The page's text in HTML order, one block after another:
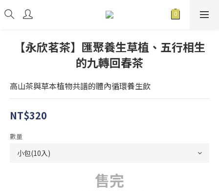
【永欣茗茶】匯聚養生草植、五行相生
的九轉回春茶
高山茶與草本植物共譜的體內循環養生飲
NT$320
數量
售完